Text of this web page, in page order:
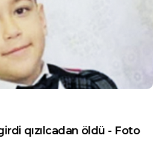
qızılcadan öldü - Foto